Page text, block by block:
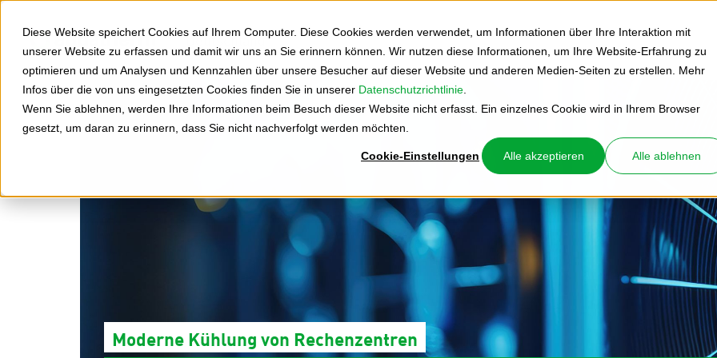
Diese Website speichert Cookies auf Ihrem Computer. Diese Cookies werden verwendet, um Informationen über Ihre Interaktion mit
unserer Website zu erfassen und damit wir uns an Sie erinnern können. Wir nutzen diese Informationen, um Ihre Website-Erfahrung zu
optimieren und um Analysen und Kennzahlen über unsere Besucher auf dieser Website und anderen Medien-Seiten zu erstellen. Mehr
Infos über die von uns eingesetzten Cookies finden Sie in unserer Datenschutzrichtlinie
Wenn Sie ablehnen, werden Ihre Informationen beim Besuch dieser Website nicht erfasst. Ein einzelnes Cookie wird in Ihrem Browser
gesetzt, um daran zu erinnern, dass Sie nicht nachverfolgt werden möchten.
Cookie-Einstellungen Alle akzeptieren Alle ablehnen
Deutschland
Moderne Kühlung von Rechenzentren